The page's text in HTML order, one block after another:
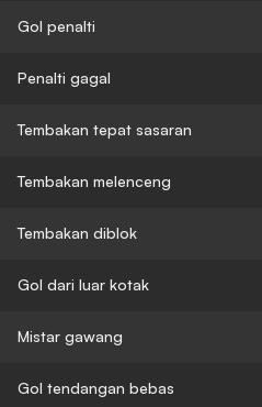
Gol penalti
Penalti gagal
Tembakan tepat sasaran
Tembakan melenceng
Tembakan diblok
Gol dari luar kotak
Mistar gawang
Gol tendangan bebas